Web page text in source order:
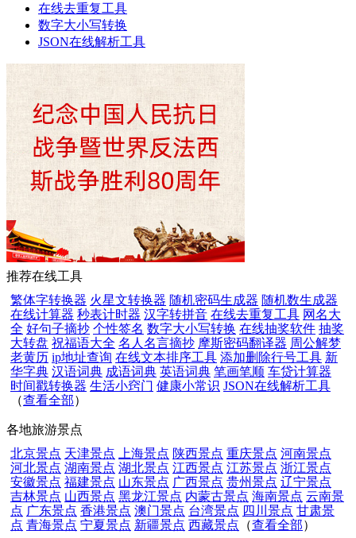
在线去重复工具
数字大小写转换
JSON在线解析工具
推荐在线工具
繁体字转换器 火星文转换器 随机密码生成器 随机数生成器
在线计算器 秒表计时器 汉字转拼音 在线去重复工具 网名大
全 好句子摘抄 个性签名 数字大小写转换 在线抽奖软件 抽奖
大转盘 祝福语大全 名人名言摘抄 摩斯密码翻译器 周公解梦
老黄历 ip地址查询 在线文本排序工具 添加删除行号工具 新
华字典 汉语词典 成语词典 英语词典 笔画笔顺 车贷计算器
时间戳转换器 生活小窍门 健康小常识 JSON在线解析工具
（查看全部）
各地旅游景点
北京景点 天津景点 上海景点 陕西景点 重庆景点 河南景点
河北景点 湖南景点 湖北景点 江西景点 江苏景点 浙江景点
安徽景点 福建景点 山东景点 广西景点 贵州景点 辽宁景点
吉林景点 山西景点 黑龙江景点 内蒙古景点 海南景点 云南景
点 广东景点 香港景点 澳门景点 台湾景点 四川景点 甘肃景
点 青海景点 宁夏景点 新疆景点 西藏景点 （查看全部）